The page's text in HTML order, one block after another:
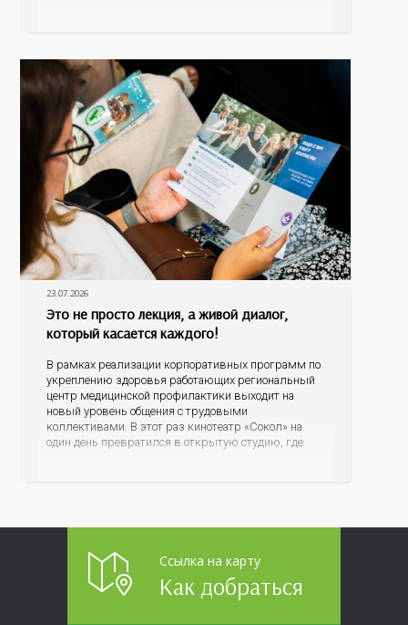
23.07.2026
Это не просто лекция, а живой диалог,
который касается каждого!
В рамках реализации корпоративных программ по
укреплению здоровья работающих региональный
центр медицинской профилактики выходит на
новый уровень общения с трудовыми
коллективами. В этот раз кинотеатр «Сокол» на
один день превратился в открытую студию, где
Ссылка на карту
Как добраться